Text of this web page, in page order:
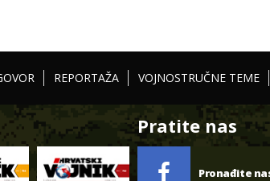
REPORTAŽA VOJNOSTRUČNE TEME
Pratite nas
Pronađite